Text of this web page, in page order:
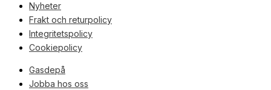
Nyheter
Frakt och returpolicy
Integritetspolicy
Cookiepolicy
Gasdepå
Jobba hos oss